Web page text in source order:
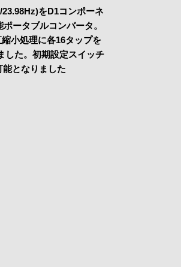
をD1コンポーネ
ータブルコンバータ。
小処理に各16タップを
した。初期設定スイッチ
となりました